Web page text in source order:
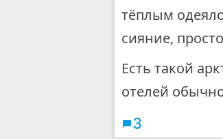
тёплым
сияние,
Есть такой
отелей
3